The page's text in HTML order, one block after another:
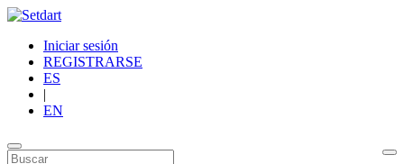
Iniciar sesión
REGISTRARSE
ES
|
EN